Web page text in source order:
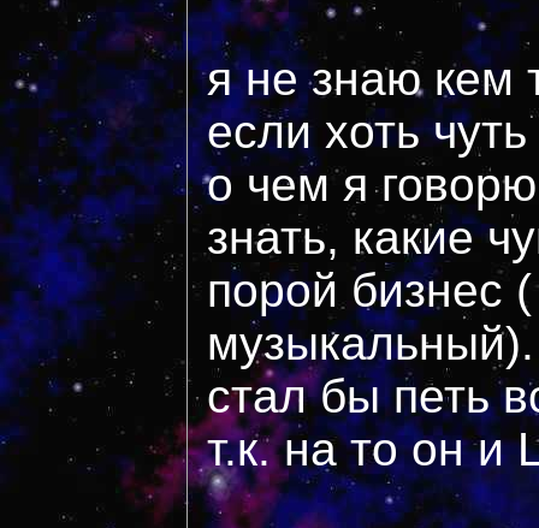
я не знаю кем
если хоть
о чем я
знать, какие
порой бизнес
стал бы петь
т.к. на то он и